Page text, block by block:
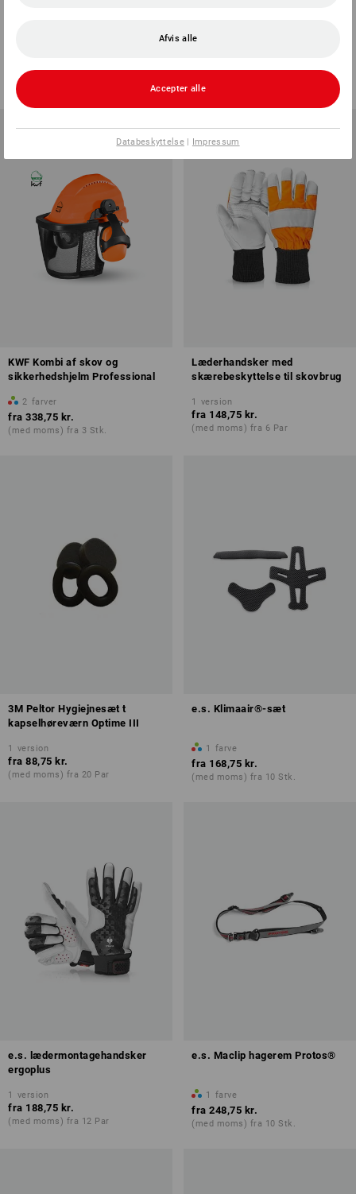
2
KWF Kombi af skov og
sikkerhedshjelm Professional
2 farver
fra 338,75 kr.
(med moms) fra 3 Stk.
Læderhandsker med
skærebeskyttelse til skovbrug
1 version
fra 148,75 kr.
(med moms) fra 6 Par
3M Peltor Hygiejnesæt t
kapselhøreværn Optime III
1 version
fra 88,75 kr.
(med moms) fra 20 Par
e.s. Klimaair®-sæt
1 farve
fra 168,75 kr.
(med moms) fra 10 Stk.
e.s. lædermontagehandsker
ergoplus
1 version
fra 188,75 kr.
(med moms) fra 12 Par
e.s. Maclip hagerem Protos®
1 farve
fra 248,75 kr.
(med moms) fra 10 Stk.
Afvis alle
Accepter alle
Databeskyttelse| Impressum